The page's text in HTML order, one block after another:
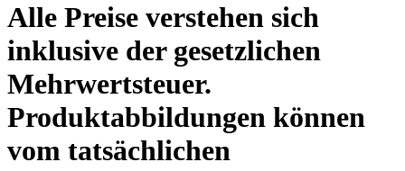
Alle Preise verstehen sich
inklusive der gesetzlichen
Mehrwertsteuer.
Produktabbildungen können
vom tatsächlichen